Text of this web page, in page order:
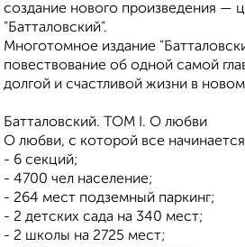
создание нового произведения —
"Батталовский".
Многотомное издание
повествование об одной самой
долгой и счастливой жизни в
Батталовский. ТОМ I. О любви
О любви, с которой все
- 6 секций;
- 4700 чел население;
- 264 мест подземный паркинг;
- 2 детских сада на 340 мест;
- 2 школы на 2725 мест;